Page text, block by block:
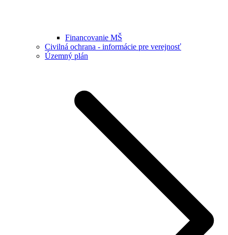
Financovanie MŠ
Civilná ochrana - informácie pre verejnosť
Územný plán